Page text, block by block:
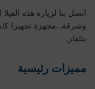
اتصل بنا لزيارة هذه
وشرفة. .مجهزة تجهيزا
بتلفاز.
مميزات رئيسية